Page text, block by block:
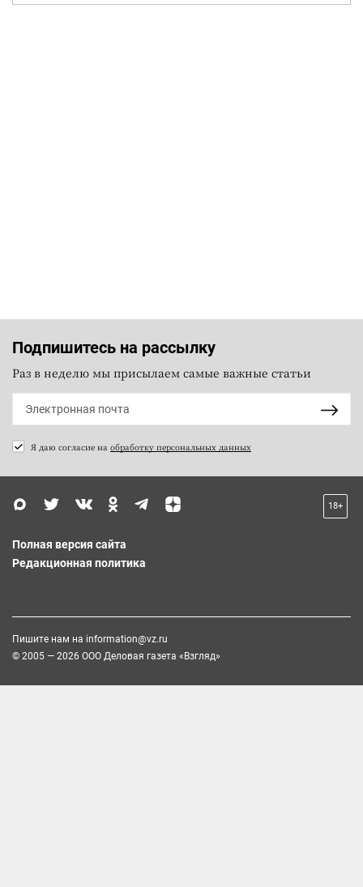
Подпишитесь на рассылку
Раз в неделю мы присылаем самые важные статьи
Я даю согласие на обработку персональных данных
18+
Полная версия сайта
Редакционная политика
Пишите нам на information@vz.ru
© 2005 — 2026 ООО Деловая газета «Взгляд»